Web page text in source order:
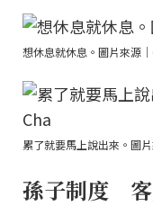
想休息就休息。圖片來源
累了就要馬上說出來。圖
孫子制度 客